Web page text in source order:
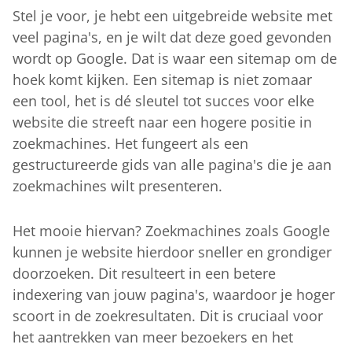
Stel je voor, je hebt een uitgebreide website met
veel pagina's, en je wilt dat deze goed gevonden
wordt op Google. Dat is waar een sitemap om de
hoek komt kijken. Een sitemap is niet zomaar
een tool, het is dé sleutel tot succes voor elke
website die streeft naar een hogere positie in
zoekmachines. Het fungeert als een
gestructureerde gids van alle pagina's die je aan
zoekmachines wilt presenteren.
Het mooie hiervan? Zoekmachines zoals Google
kunnen je website hierdoor sneller en grondiger
doorzoeken. Dit resulteert in een betere
indexering van jouw pagina's, waardoor je hoger
scoort in de zoekresultaten. Dit is cruciaal voor
het aantrekken van meer bezoekers en het